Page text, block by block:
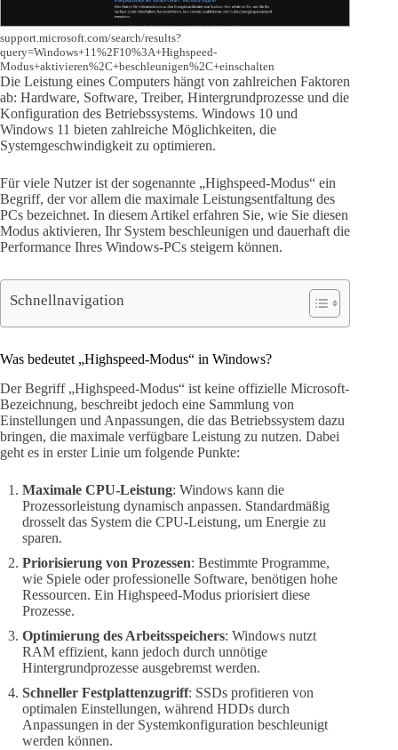
support.microsoft.com/search/results?
query=Windows+11%2F10%3A+Highspeed-
Modus+aktivieren%2C+beschleunigen%2C+einschalten
Die Leistung eines Computers hängt von zahlreichen Faktoren
ab: Hardware, Software, Treiber, Hintergrundprozesse und die
Konfiguration des Betriebssystems. Windows 10 und
Windows 11 bieten zahlreiche Möglichkeiten, die
Systemgeschwindigkeit zu optimieren.
Für viele Nutzer ist der sogenannte „Highspeed-Modus“ ein
Begriff, der vor allem die maximale Leistungsentfaltung des
PCs bezeichnet. In diesem Artikel erfahren Sie, wie Sie diesen
Modus aktivieren, Ihr System beschleunigen und dauerhaft die
Performance Ihres Windows-PCs steigern können.
Schnellnavigation
Was bedeutet „Highspeed-Modus“ in Windows?
Der Begriff „Highspeed-Modus“ ist keine offizielle Microsoft-
Bezeichnung, beschreibt jedoch eine Sammlung von
Einstellungen und Anpassungen, die das Betriebssystem dazu
bringen, die maximale verfügbare Leistung zu nutzen. Dabei
geht es in erster Linie um folgende Punkte:
Maximale CPU-Leistung: Windows kann die
Prozessorleistung dynamisch anpassen. Standardmäßig
drosselt das System die CPU-Leistung, um Energie zu
sparen.
Priorisierung von Prozessen: Bestimmte Programme,
wie Spiele oder professionelle Software, benötigen hohe
Ressourcen. Ein Highspeed-Modus priorisiert diese
Prozesse.
Optimierung des Arbeitsspeichers: Windows nutzt
RAM effizient, kann jedoch durch unnötige
Hintergrundprozesse ausgebremst werden.
Schneller Festplattenzugriff: SSDs profitieren von
optimalen Einstellungen, während HDDs durch
Anpassungen in der Systemkonfiguration beschleunigt
werden können.